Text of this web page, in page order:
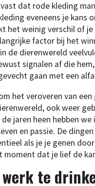
dat rode kleding
eveneens je
het weinig verschil of
factor bij het
de dierenwereld
signalen af die
gaan met een
het veroveren van
ook weer
jaren heen hebben
en passie. De
als je je genen
moment dat je lief de
werk te